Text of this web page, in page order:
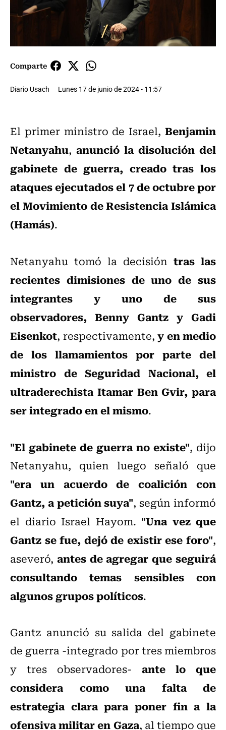
Comparte
Diario Usach Lunes 17 de junio de 2024 - 11:57
El primer ministro de Israel, Benjamin
Netanyahu, anunció la disolución del
gabinete de guerra, creado tras los
ataques ejecutados el 7 de octubre por
el Movimiento de Resistencia Islámica
(Hamás).
Netanyahu tomó la decisión tras las
recientes dimisiones de uno de sus
integrantes y uno de sus
observadores, Benny Gantz y Gadi
Eisenkot, respectivamente,y en medio
de los llamamientos por parte del
ministro de Seguridad Nacional, el
ultraderechista Itamar Ben Gvir, para
ser integrado en el mismo.
"El gabinete de guerra no existe", dijo
Netanyahu, quien luego señaló que
"era un acuerdo de coalición con
Gantz, a petición suya", según informó
el diario Israel Hayom. "Una vez que
Gantz se fue, dejó de existir ese foro",
aseveró, antes de agregar que seguirá
consultando temas sensibles con
algunos grupos políticos.
Gantz anunció su salida del gabinete
de guerra -integrado por tres miembros
y tres observadores- ante lo que
considera como una falta de
estrategia clara para poner fin a la
ofensiva militar en Gaza, al tiempo que